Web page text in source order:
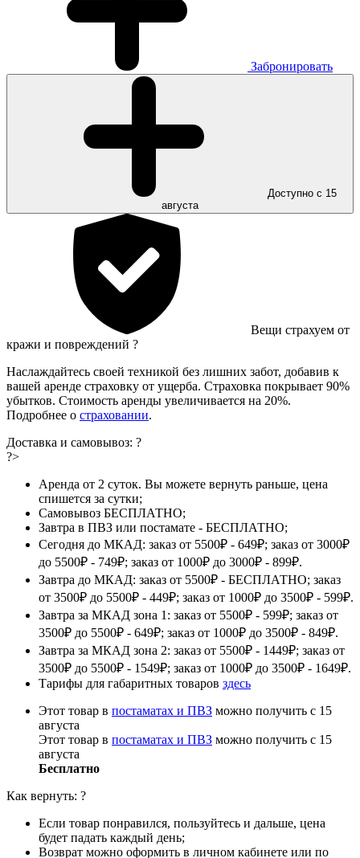
Забронировать
Доступно с 15
августа
Вещи страхуем от
кражи и повреждений ?
Наслаждайтесь своей техникой без лишних забот, добавив к
вашей аренде страховку от ущерба. Страховка покрывает 90%
убытков. Стоимость аренды увеличивается на 20%.
Подробнее о страховании.
Доставка и самовывоз: ?
?>
Аренда от 2 суток. Вы можете вернуть раньше, цена
спишется за сутки;
Самовывоз БЕСПЛАТНО;
Завтра в ПВЗ или постамате - БЕСПЛАТНО;
Сегодня до МКАД: заказ от 5500₽ - 649₽; заказ от 3000₽
до 5500₽ - 749₽; заказ от 1000₽ до 3000₽ - 899₽.
Завтра до МКАД: заказ от 5500₽ - БЕСПЛАТНО; заказ
от 3500₽ до 5500₽ - 449₽; заказ от 1000₽ до 3500₽ - 599₽.
Завтра за МКАД зона 1: заказ от 5500₽ - 599₽; заказ от
3500₽ до 5500₽ - 649₽; заказ от 1000₽ до 3500₽ - 849₽.
Завтра за МКАД зона 2: заказ от 5500₽ - 1449₽; заказ от
3500₽ до 5500₽ - 1549₽; заказ от 1000₽ до 3500₽ - 1649₽.
Тарифы для габаритных товаров здесь
Этот товар в постаматах и ПВЗ можно получить с 15
августа
Этот товар в постаматах и ПВЗ можно получить с 15
августа
Бесплатно
Как вернуть: ?
Если товар понравился, пользуйтесь и дальше, цена
будет падать каждый день;
Возврат можно оформить в личном кабинете или по